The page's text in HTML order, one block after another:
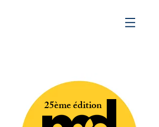
25ème édition